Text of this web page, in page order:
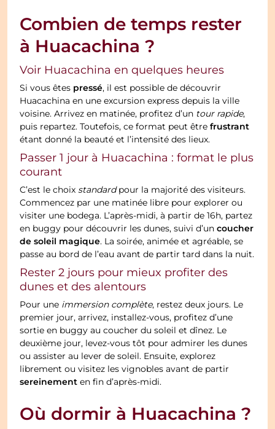
Combien de temps rester
à Huacachina ?
Voir Huacachina en quelques heures
Si vous êtes pressé, il est possible de découvrir
Huacachina en une excursion express depuis la ville
voisine. Arrivez en matinée, profitez d’un tour rapide,
puis repartez. Toutefois, ce format peut êtrefrustrant
étant donné la beauté et l’intensité des lieux.
Passer 1 jour à Huacachina : format le plus
courant
C’est le choixstandardpour la majorité des visiteurs.
Commencez par une matinée libre pour explorer ou
visiter une bodega. L’après-midi, à partir de 16h, partez
en buggy pour découvrir les dunes, suivi d’uncoucher
de soleil magique. La soirée, animée et agréable, se
passe au bord de l’eau avant de partir tard dans la nuit.
Rester 2 jours pour mieux profiter des
dunes et des alentours
Pour une immersion complète, restez deux jours. Le
premier jour, arrivez, installez-vous, profitez d’une
sortie en buggy au coucher du soleil et dînez. Le
deuxième jour, levez-vous tôt pour admirer les dunes
ou assister au lever de soleil. Ensuite, explorez
librement ou visitez les vignobles avant de partir
sereinement en fin d’après-midi.
Où dormir à Huacachina ?